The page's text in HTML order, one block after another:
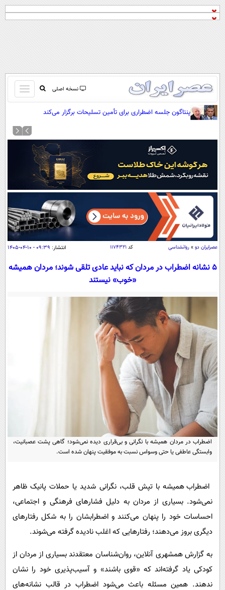
نسخه اصلی
باز
و
کردن
منو
صفحه اول
آرشیو
نظرسنجی
آب و هوا
اوقات شرعی
سواد زندگی
اقتصاد
اقتصادی
خودرو
جامعه
اجتماعی
حوادث
سلامت
یک برش دانایی
محیط زیست
سفر و تفریح
ورزشی
بین الملل
سیاست خارجی
فرهنگ و هنر
علم و دانش
فناوری و It
علمی
اخبار کریپتو
قرآن
گوناگون
سرگرمی
باشگاه مغز
مجله تصویری سلاح
فیلم
ورزش
سیاست
سرگرمی
گوناگون
محیط زیست
فرهنگی
بین الملل
عصر ایران 2
خواندنی ها و دیدنی ها
داستان کوتاه
پیامک
آشپزی
آموزش زبان
پنتاگون جلسه اضطراری برای تأمین تسلیحات برگزار می‌کند
عصرايران دو » روانشناسی کد۱۱۷۴۳۲۱ انتشار: ۰۹:۳۹ - ۱۰-۰۴-۱۴۰۵
۵ نشانه اضطراب در مردان که نباید عادی تلقی شوند؛ مردان همیشه
«خوب» نیستند
اضطراب در مردان همیشه با نگرانی و بی‌قراری دیده نمی‌شود؛ گاهی پشت عصبانیت،
وابستگی عاطفی یا حتی وسواس نسبت به موفقیت پنهان شده است.
اضطراب همیشه با تپش قلب، نگرانی شدید یا حملات پانیک ظاهر
نمی‌شود. بسیاری از مردان به دلیل فشارهای فرهنگی و اجتماعی،
احساسات خود را پنهان می‌کنند و اضطرابشان را به شکل رفتارهای
دیگری بروز می‌دهند؛ رفتارهایی که اغلب نادیده گرفته می‌شوند.
به گزارش همشهری آنلاین، روان‌شناسان معتقدند بسیاری از مردان از
کودکی یاد گرفته‌اند که «قوی باشند» و آسیب‌پذیری خود را نشان
ندهند. همین مسئله باعث می‌شود اضطراب در قالب نشانه‌های